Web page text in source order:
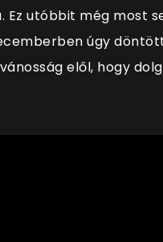
Ez utóbbit még most
úgy
elől, hogy